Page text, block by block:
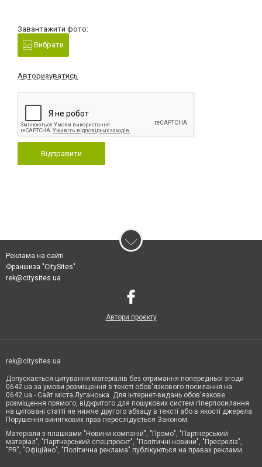
Завантажити фото:
Вибрати
Авторизуватись
Відправити
Реклама на сайті
Франшиза "CitySites"
rek@citysites.ua
Автори проєкту
rek@citysites.ua
Допускається цитування матеріалів без отримання попередньої згоди
0642.ua за умови розміщення в тексті обов'язкового посилання на
0642.ua - Сайт міста Луганська. Для інтернет-видань обов'язкове
розміщення прямого, відкритого для пошукових систем гіперпосилання
на цитовані статті не нижче другого абзацу в тексті або в якості джерела.
Порушення виняткових прав переслідується Законом.
Матеріали з плашками "Новини компаній", "Промо", "Партнерський
матеріал", "Партнерський спецпроєкт", "Політичні новини", "Пресреліз",
"PR", "Офіційно", "Політична реклама" публікуються на правах реклами.